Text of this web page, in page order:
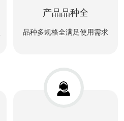
产品品种全
品种多规格全满足使用需求